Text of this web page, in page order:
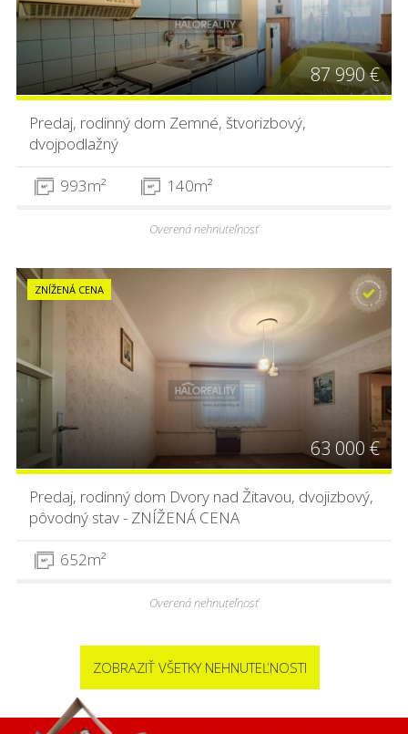
87 990 €
Predaj, rodinný dom Zemné, štvorizbový,
dvojpodlažný
993m²
140m²
Overená nehnuteľnosť
ZNÍŽENÁ CENA
63 000 €
Predaj, rodinný dom Dvory nad Žitavou, dvojizbový,
pôvodný stav - ZNÍŽENÁ CENA
652m²
Overená nehnuteľnosť
ZOBRAZIŤ VŠETKY NEHNUTEĽNOSTI